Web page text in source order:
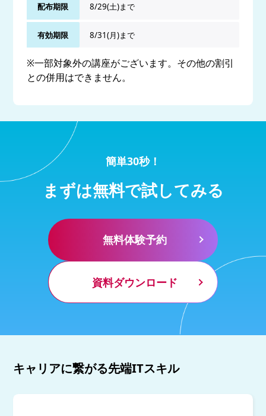
配布期限 8/29(土)まで
有効期限 8/31(月)まで
※一部対象外の講座がございます。その他の割引
との併用はできません。
簡単30秒！
まずは無料で試してみる
無料体験予約
資料ダウンロード
キャリアに繋がる先端ITスキル